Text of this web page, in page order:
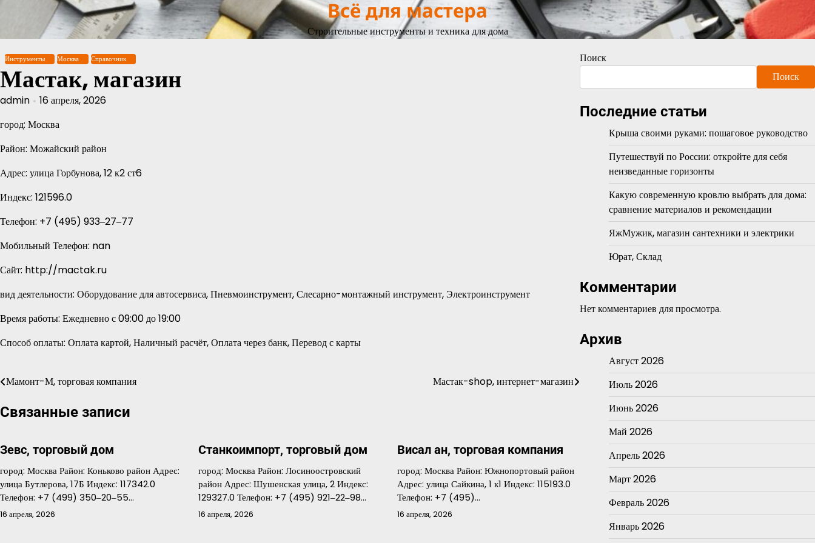
содержимому
Всё для мастера
Строительные инструменты и техника для дома
Инструменты Москва Справочник
Мастак, магазин
admin
16 апреля, 2026
город: Москва
Район: Можайский район
Адрес: улица Горбунова, 12 к2 ст6
Индекс: 121596.0
Телефон: +7 (495) 933‒27‒77
Мобильный Телефон: nan
Сайт: http://mactak.ru
вид деятельности: Оборудование для автосервиса, Пневмоинструмент, Слесарно-монтажный инструмент, Электроинструмент
Время работы: Ежедневно с 09:00 до 19:00
Способ оплаты: Оплата картой, Наличный расчёт, Оплата через банк, Перевод с карты
Навигация
по
Мамонт-М, торговая компания Мастак-shop, интернет-магазин
Связанные записи
Зевс, торговый дом
город: Москва Район: Коньково район Адрес:
улица Бутлерова, 17Б Индекс: 117342.0
Телефон: +7 (499) 350‒20‒55…
16 апреля, 2026
Станкоимпорт, торговый дом
город: Москва Район: Лосиноостровский
район Адрес: Шушенская улица, 2 Индекс:
129327.0 Телефон: +7 (495) 921‒22‒98…
16 апреля, 2026
Висал ан, торговая компания
город: Москва Район: Южнопортовый район
Адрес: улица Сайкина, 1 к1 Индекс: 115193.0
Телефон: +7 (495)…
16 апреля, 2026
Поиск
Поиск
Последние статьи
Крыша своими руками: пошаговое руководство
Путешествуй по России: откройте для себя
неизведанные горизонты
Какую современную кровлю выбрать для дома:
сравнение материалов и рекомендации
ЯжМужик, магазин сантехники и электрики
Юрат, Склад
Комментарии
Нет комментариев для просмотра.
Архив
Август 2026
Июль 2026
Июнь 2026
Май 2026
Апрель 2026
Март 2026
Февраль 2026
Январь 2026